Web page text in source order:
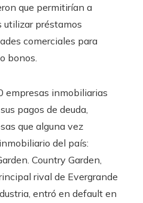
que permitirían a
utilizar préstamos
comerciales para
bonos.
empresas inmobiliarias
pagos de deuda,
que alguna vez
del país:
Country Garden,
rival de Evergrande
entró en default en